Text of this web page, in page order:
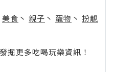
美食 丶 親子 丶 寵物 丶 扮靚
更多吃喝玩樂資訊！